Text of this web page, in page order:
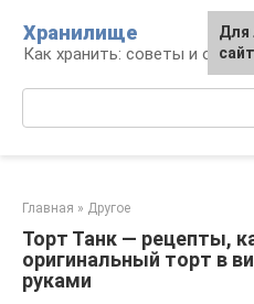
контенту
Хранилище
Как хранить: советы и опыт
Главная » Другое
Торт Танк — рецепты,
оригинальный торт в
руками
Для